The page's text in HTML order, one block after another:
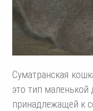
Суматранская
это тип маленькой
принадлежащей к